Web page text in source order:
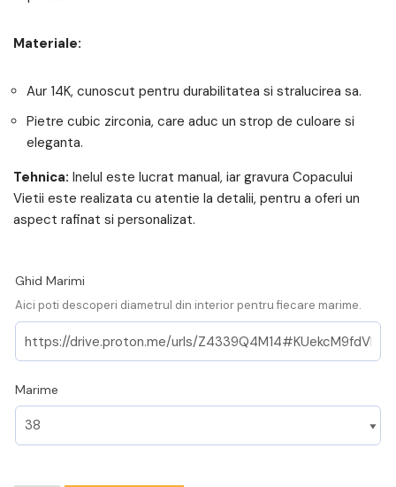
Materiale:
Aur 14K, cunoscut pentru durabilitatea si stralucirea sa.
Pietre cubic zirconia, care aduc un strop de culoare si
eleganta.
Tehnica: Inelul este lucrat manual, iar gravura Copacului
Vietii este realizata cu atentie la detalii, pentru a oferi un
aspect rafinat si personalizat.
Ghid Marimi
Aici poti descoperi diametrul din interior pentru fiecare marime.
Marime